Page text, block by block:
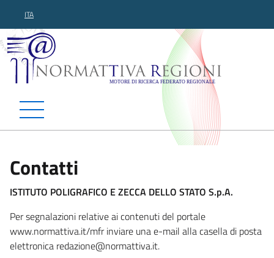
ITA
Normattiva Regioni -
Contatti
ISTITUTO POLIGRAFICO E ZECCA DELLO STATO S.p.A.
Per segnalazioni relative ai contenuti del portale
www.normattiva.it/mfr inviare una e-mail alla casella di posta
elettronica redazione@normattiva.it.